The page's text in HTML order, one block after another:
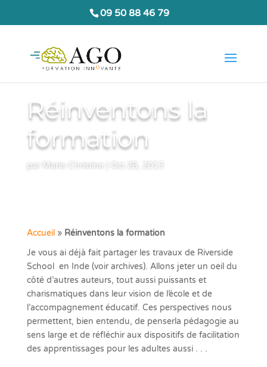
09 50 88 46 79
Réinventons la
formation
par Marie-Christine Oct 28, 2013
Accueil» Réinventons la formation
Je vous ai déjà fait partager les travaux de Riverside
School en Inde (voir archives). Allons jeter un oeil du
côté d’autres auteurs, tout aussi puissants et
charismatiques dans leur vision de l’école et de
l’accompagnement éducatif. Ces perspectives nous
permettent, bien entendu, de penserla pédagogie au
sens large et de réfléchir aux dispositifs de facilitation
des apprentissages pour les adultes aussi . . .